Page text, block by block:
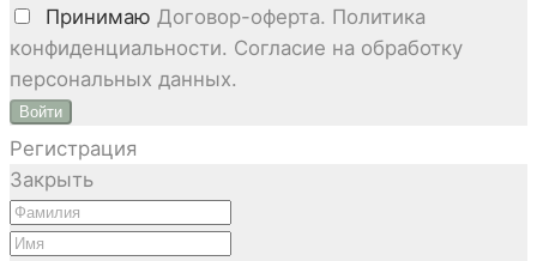
Принимаю Договор-оферта. Политика
конфиденциальности. Согласие на обработку
персональных данных.
Войти
Регистрация
Закрыть